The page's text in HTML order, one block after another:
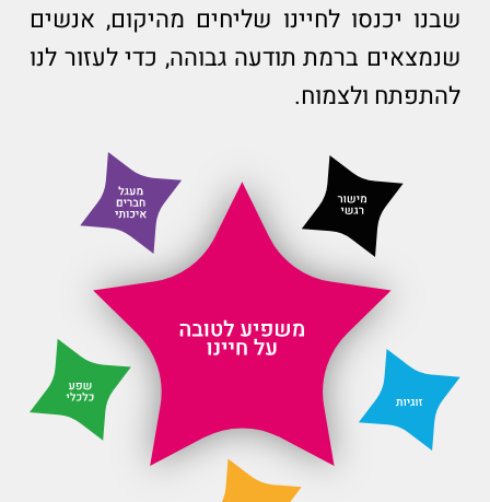
שבנו יכנסו לחיינו שליחים מהיקום, אנשים
שנמצאים ברמת תודעה גבוהה, כדי לעזור לנו
להתפתח ולצמוח.